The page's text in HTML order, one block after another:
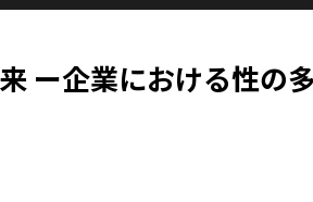
ー企業における性の